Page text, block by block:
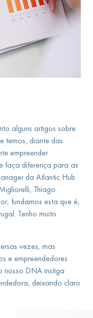
alguns artigos sobre
temos, diante das
empreender
faça diferença para as
da Atlantic Hub
Thiago
fundamos esta que é,
Tenho muito
vezes, mas
e empreendedores
nosso DNA instiga
deixando claro